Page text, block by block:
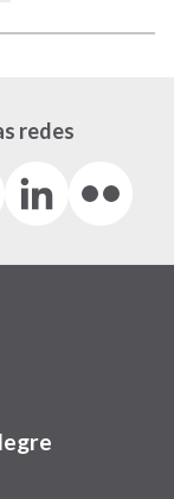
redes
LinkedIn
(link
em
(link
em